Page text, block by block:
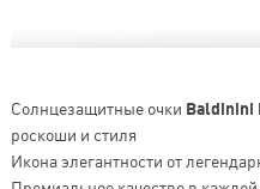
Солнцезащитные очки Baldinini
роскоши и стиля
Икона элегантности от